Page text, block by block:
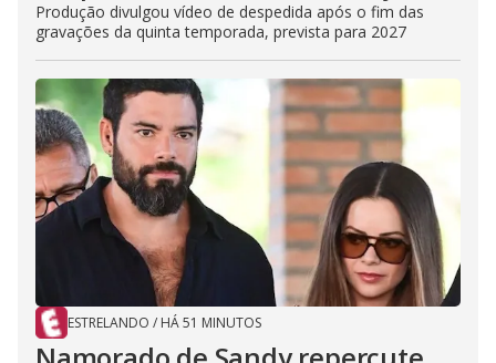
Produção divulgou vídeo de despedida após o fim das
gravações da quinta temporada, prevista para 2027
ESTRELANDO / HÁ 51 MINUTOS